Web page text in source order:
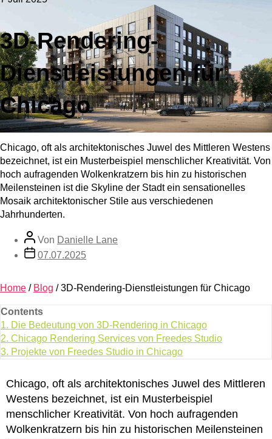
3D-Rendering-
Dienstleistungen für
Chicago
Chicago, oft als architektonisches Juwel des Mittleren Westens
bezeichnet, ist ein Musterbeispiel menschlicher Kreativität. Von
hoch aufragenden Wolkenkratzern bis hin zu historischen
Meilensteinen ist die Skyline der Stadt ein sensationelles
Mosaik architektonischer Stile aus verschiedenen
Jahrhunderten.
Von Danielle Lane
07.07.2025
Home / Blog /3D-Rendering-Dienstleistungen für Chicago
Contents
1. Die Bedeutung von 3D-Rendering in Chicago
2. Chicago Rendering Services von Freedes Studio
3. Projekte von Freedes Studio in Chicago
Chicago, oft als architektonisches Juwel des Mittleren
Westens bezeichnet, ist ein Musterbeispiel
menschlicher Kreativität. Von hoch aufragenden
Wolkenkratzern bis hin zu historischen Meilensteinen